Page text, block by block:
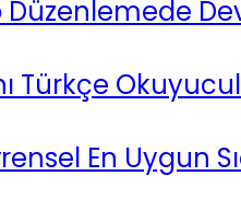
Türkçe
En Uygun